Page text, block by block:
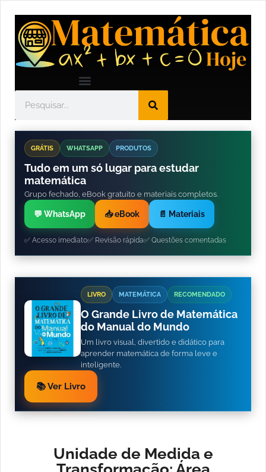
GRÁTIS WHATSAPP PRODUTOS
Tudo em um só lugar para estudar
matemática
Grupo fechado, eBook gratuito e materiais completos.
💬 WhatsApp 📥 eBook 📄 Materiais
✅ Acesso imediato✅ Revisão rápida✅ Questões comentadas
LIVRO MATEMÁTICA RECOMENDADO
O Grande Livro de Matemática
do Manual do Mundo
Um livro visual, divertido e didático para
aprender matemática de forma leve e
inteligente.
📚 Ver Livro
Unidade de Medida e